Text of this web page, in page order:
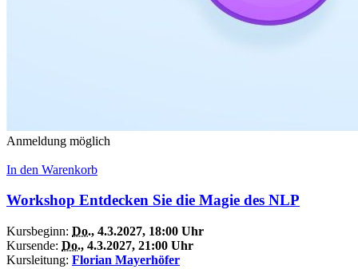
Anmeldung möglich
In den Warenkorb
Workshop Entdecken Sie die Magie des NLP
Kursbeginn: Do., 4.3.2027, 18:00 Uhr
Kursende: Do., 4.3.2027, 21:00 Uhr
Kursleitung: Florian Mayerhöfer